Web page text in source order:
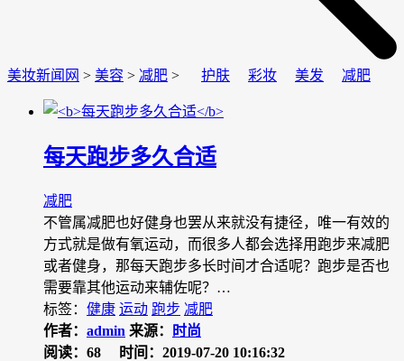
美妆新闻网 > 美容 > 减肥 > 护肤 彩妆 美发 减肥
每天跑步多久合适
减肥
不管属减肥也好健身也罢从来就没有捷径，唯一有效的
方式就是做有氧运动，而很多人都会选择用跑步来减肥
或者健身，那每天跑步多长时间才合适呢？跑步是否也
需要靠其他运动来辅佐呢？…
标签： 健康 运动 跑步 减肥
作者： admin 来源：
时尚
阅读：68
时间：2019-07-20 10:16:32